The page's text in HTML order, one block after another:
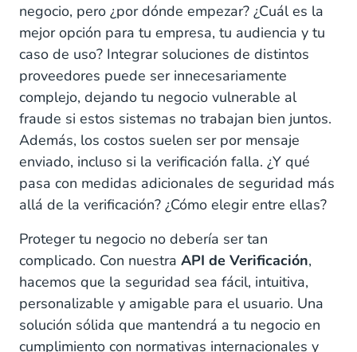
negocio, pero ¿por dónde empezar? ¿Cuál es la
mejor opción para tu empresa, tu audiencia y tu
caso de uso? Integrar soluciones de distintos
proveedores puede ser innecesariamente
complejo, dejando tu negocio vulnerable al
fraude si estos sistemas no trabajan bien juntos.
Además, los costos suelen ser por mensaje
enviado, incluso si la verificación falla. ¿Y qué
pasa con medidas adicionales de seguridad más
allá de la verificación? ¿Cómo elegir entre ellas?
Proteger tu negocio no debería ser tan
complicado. Con nuestra API de Verificación,
hacemos que la seguridad sea fácil, intuitiva,
personalizable y amigable para el usuario. Una
solución sólida que mantendrá a tu negocio en
cumplimiento con normativas internacionales y